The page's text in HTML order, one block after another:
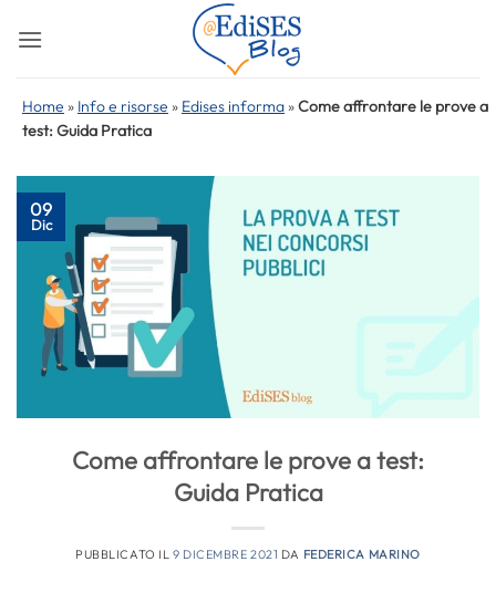
Home » Info e risorse » Edises informa »Come affrontare le prove a
test: Guida Pratica
09
Dic
Come affrontare le prove a test:
Guida Pratica
PUBBLICATO IL 9 DICEMBRE 2021 DA FEDERICA MARINO